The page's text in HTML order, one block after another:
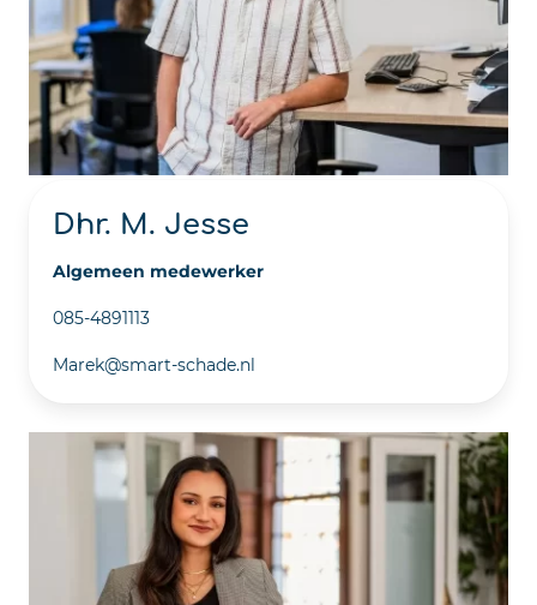
Dhr. M. Jesse
Algemeen medewerker
085-4891113
Marek@smart-schade.nl